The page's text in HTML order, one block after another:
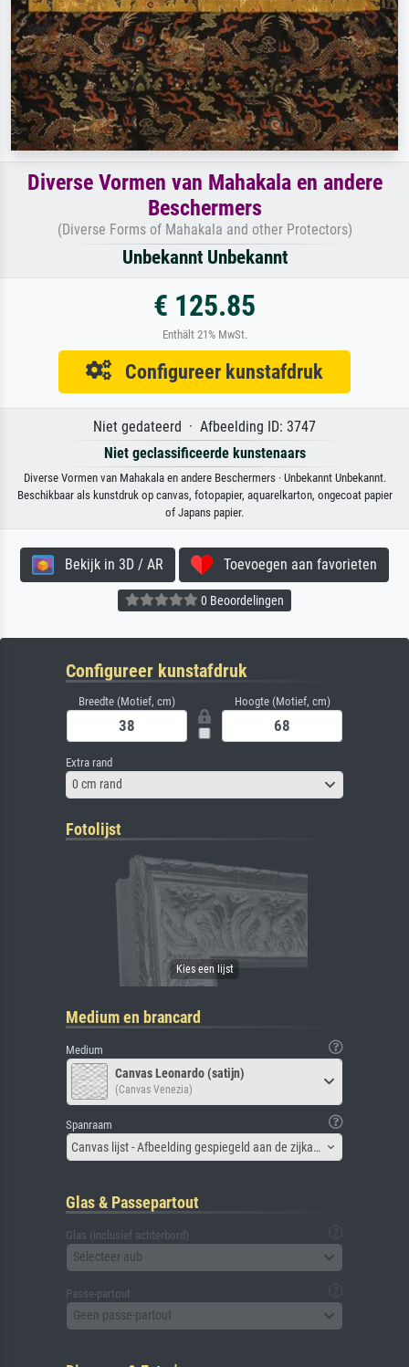
Diverse Vormen van Mahakala en andere
Beschermers
(Diverse Forms of Mahakala and other Protectors)
Unbekannt Unbekannt
€ 125.85
Enthält 21% MwSt.
Configureer kunstafdruk
Niet gedateerd · Afbeelding ID: 3747
Niet geclassificeerde kunstenaars
Diverse Vormen van Mahakala en andere Beschermers · Unbekannt Unbekannt.
Beschikbaar als kunstdruk op canvas, fotopapier, aquarelkarton, ongecoat papier
of Japans papier.
Bekijk in 3D / AR Toevoegen aan favorieten
0 Beoordelingen
Configureer kunstafdruk
Breedte (Motief, cm) Hoogte (Motief, cm)
Extra rand
0 cm rand
Fotolijst
Medium en brancard
Medium
Canvas Leonardo (satijn)
(Canvas Venezia)
Spanraam
Canvas lijst - Afbeelding gespiegeld aan de zijkant
Glas & Passepartout
Glas (inclusief achterbord)
Selecteer aub
Passe-partout
Geen passe-partout